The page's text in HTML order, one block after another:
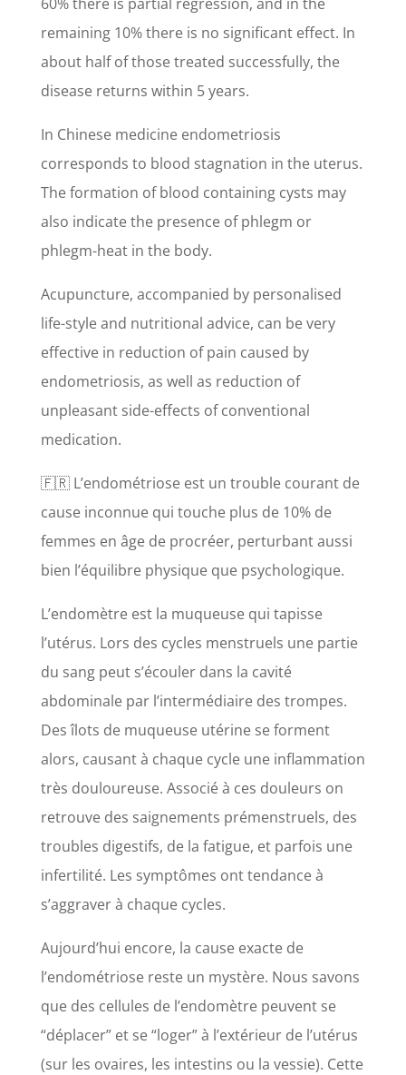
remaining 10% there is no significant effect. In
about half of those treated successfully, the
disease returns within 5 years.
In Chinese medicine endometriosis
corresponds to blood stagnation in the uterus.
The formation of blood containing cysts may
also indicate the presence of phlegm or
phlegm-heat in the body.
Acupuncture, accompanied by personalised
life-style and nutritional advice, can be very
effective in reduction of pain caused by
endometriosis, as well as reduction of
unpleasant side-effects of conventional
medication.
🇫🇷 L’endométriose est un trouble courant de
cause inconnue qui touche plus de 10% de
femmes en âge de procréer, perturbant aussi
bien l’équilibre physique que psychologique.
L’endomètre est la muqueuse qui tapisse
l’utérus. Lors des cycles menstruels une partie
du sang peut s’écouler dans la cavité
abdominale par l’intermédiaire des trompes.
Des îlots de muqueuse utérine se forment
alors, causant à chaque cycle une inflammation
très douloureuse. Associé à ces douleurs on
retrouve des saignements prémenstruels, des
troubles digestifs, de la fatigue, et parfois une
infertilité. Les symptômes ont tendance à
s’aggraver à chaque cycles.
Aujourd’hui encore, la cause exacte de
l’endométriose reste un mystère. Nous savons
que des cellules de l’endomètre peuvent se
“déplacer” et se “loger” à l’extérieur de l’utérus
(sur les ovaires, les intestins ou la vessie). Cette